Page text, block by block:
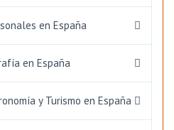
en España
en España
y Turismo en España